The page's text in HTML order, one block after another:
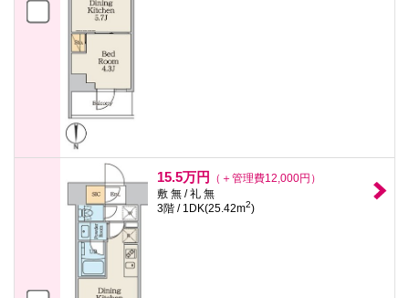
15.5万円
（＋管理費12,000円）
敷 無 / 礼 無
3階 / 1DK(25.42m2)